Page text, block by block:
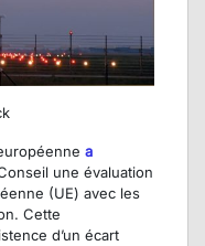
a
une évaluation
(UE) avec les
Cette
d’un écart